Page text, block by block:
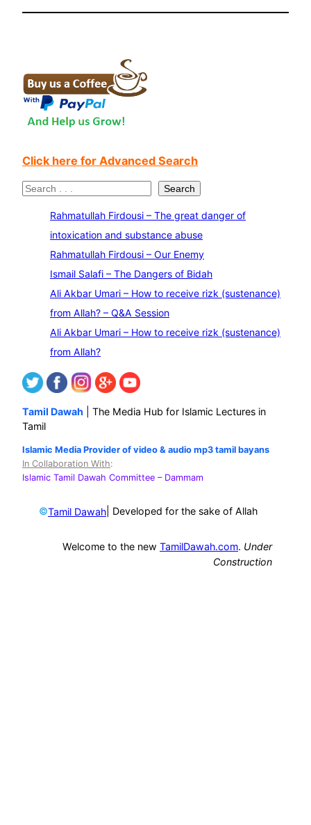
Click here for Advanced Search
S
Search
Rahmatullah Firdousi – The great danger of
intoxication and substance abuse
Rahmatullah Firdousi – Our Enemy
Ismail Salafi – The Dangers of Bidah
Ali Akbar Umari – How to receive rizk (sustenance)
from Allah? – Q&A Session
Ali Akbar Umari – How to receive rizk (sustenance)
from Allah?
Tamil Dawah | The Media Hub for Islamic Lectures in
Tamil
Islamic Media Provider of video & audio mp3 tamil bayans
In Collaboration With:
Islamic Tamil Dawah Committee – Dammam
©Tamil Dawah | Developed for the sake of Allah
Welcome to the new TamilDawah.com. Under
Construction